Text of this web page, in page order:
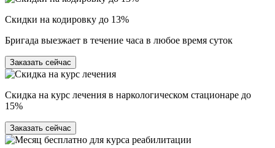
Скидки на кодировку до 13%
Бригада выезжает в течение часа в любое время суток
Заказать сейчас
Скидка на курс лечения в наркологическом стационаре до
15%
Заказать сейчас